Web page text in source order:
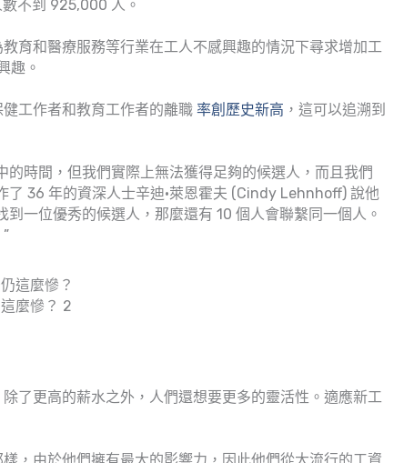
不到 925,000 人。
育和醫療服務等行業在工人不感興趣的情況下尋求增加工
趣。
工作者和教育工作者的離職 率創歷史新高 ，這可以追溯到
的時間，但我們實際上無法獲得足夠的候選人，而且我們
了 36 年的資深人士辛迪·萊恩霍夫 (Cindy Lehnhoff) 說他
一位優秀的候選人，那麼還有 10 個人會聯繫同一個人。
麼慘？ 2
了更高的薪水之外，人們還想要更多的靈活性。適應新工